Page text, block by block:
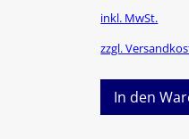
inkl. MwSt.
zzgl.
In den